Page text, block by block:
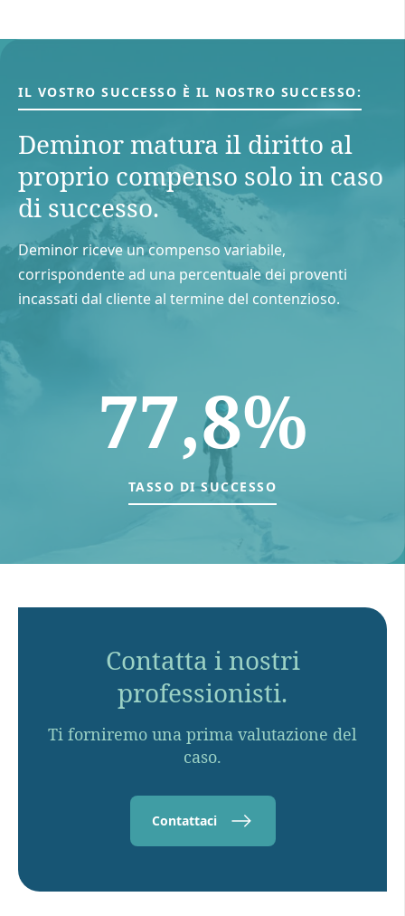
IL VOSTRO SUCCESSO È IL NOSTRO SUCCESSO:
Deminor matura il diritto al
proprio compenso solo in caso
di successo.
Deminor riceve un compenso variabile,
corrispondente ad una percentuale dei proventi
incassati dal cliente al termine del contenzioso.
77,8%
TASSO DI SUCCESSO
Contatta i nostri
professionisti.
Ti forniremo una prima valutazione del
caso.
Contattaci